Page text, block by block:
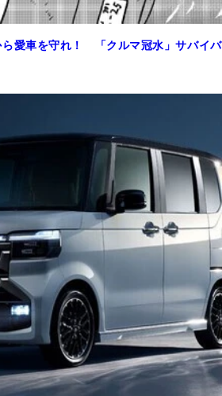
ら愛車を守れ！ 「クルマ冠水」サバイバ